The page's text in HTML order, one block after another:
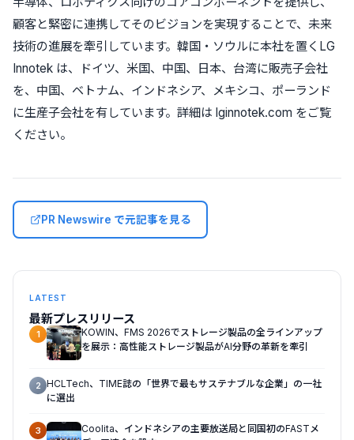
顧客と緊密に連携してそのビジョンを実現することで、未来
技術の進展を牽引しています。韓国・ソウルに本社を置くLG
Innotek は、ドイツ、米国、中国、日本、台湾に販売子会社
を、中国、ベトナム、インドネシア、メキシコ、ポーランド
に生産子会社を有しています。詳細は lginnotek.com をご覧
ください。
PR Newswire で元記事を見る
LATEST
最新プレスリリース
1
KOWIN、FMS 2026でストレージ製品の全ラインアップ
を展示：高性能ストレージ製品がAI分野の革新を牽引
2 HCLTech、TIME誌の「世界で最もサステナブルな企業」の一社
に選出
3
Coolita、インドネシアの主要放送局と同国初のFASTメ